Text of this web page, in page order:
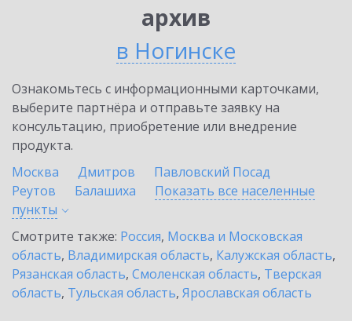
архив
в Ногинске
Ознакомьтесь с информационными карточками,
выберите партнёра и отправьте заявку на
консультацию, приобретение или внедрение
продукта.
Москва
Дмитров
Павловский Посад
Реутов
Балашиха
Показать все населенные
пункты
Смотрите также: Россия, Москва и Московская
область, Владимирская область, Калужская область,
Рязанская область, Смоленская область, Тверская
область, Тульская область, Ярославская область